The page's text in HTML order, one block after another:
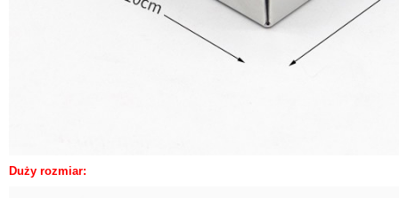
Duży rozmiar: